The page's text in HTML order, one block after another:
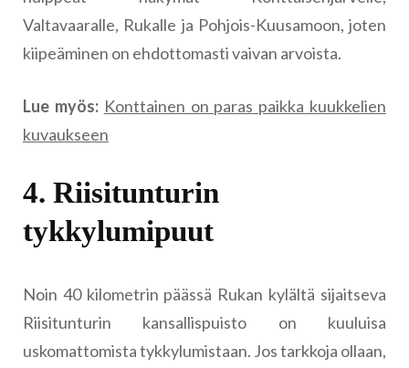
Valtavaaralle, Rukalle ja Pohjois-Kuusamoon, joten
kiipeäminen on ehdottomasti vaivan arvoista.
Lue myös: Konttainen on paras paikka kuukkelien
kuvaukseen
4. Riisitunturin
tykkylumipuut
Noin 40 kilometrin päässä Rukan kylältä sijaitseva
Riisitunturin kansallispuisto on kuuluisa
uskomattomista tykkylumistaan. Jos tarkkoja ollaan,